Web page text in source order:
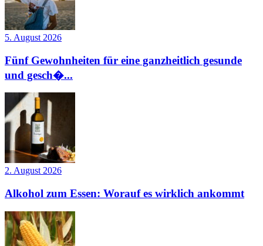
5. August 2026
Fünf Gewohnheiten für eine ganzheitlich gesunde
und gesch�...
2. August 2026
Alkohol zum Essen: Worauf es wirklich ankommt